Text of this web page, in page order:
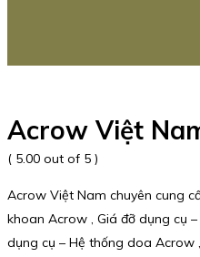
Acrow Việt
( 5.00 out of 5 )
Acrow Việt Nam chuyên cung
khoan Acrow , Giá đỡ dụng cụ
dụng cụ – Hệ thống doa Acrow